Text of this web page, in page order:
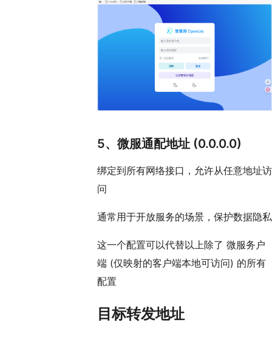
5、微服通配地址 (0.0.0.0)
绑定到所有网络接口，允许从任意地址访
问
通常用于开放服务的场景，保护数据隐私
这一个配置可以代替以上除了 微服务户
端 (仅映射的客户端本地可访问) 的所有
配置
目标转发地址